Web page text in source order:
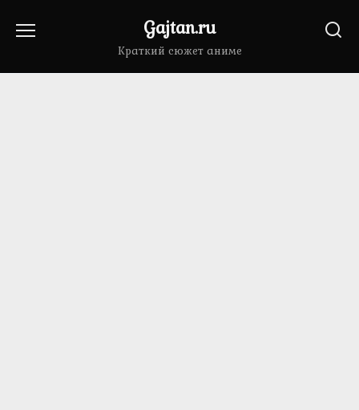
Gajtan.ru
Краткий сюжет аниме